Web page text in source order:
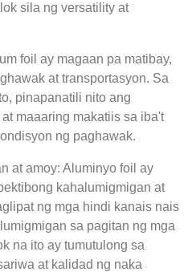
sila ng versatility at
foil ay magaan pa matibay,
at transportasyon. Sa
pinapanatili nito ang
maaaring makatiis sa iba't
ng paghawak.
at amoy: Aluminyo foil ay
kahalumigmigan at
ng mga hindi kanais nais
sa pagitan ng mga
na ito ay tumutulong sa
at kalidad ng naka